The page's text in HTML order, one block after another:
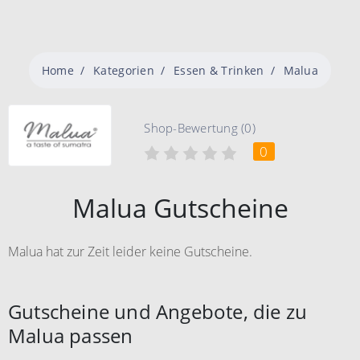
Home Kategorien Essen & Trinken Malua
Shop-Bewertung (0)
0
Malua Gutscheine
Malua hat zur Zeit leider keine Gutscheine.
Gutscheine und Angebote, die zu
Malua passen